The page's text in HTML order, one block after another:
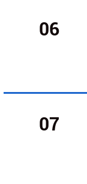
06
07